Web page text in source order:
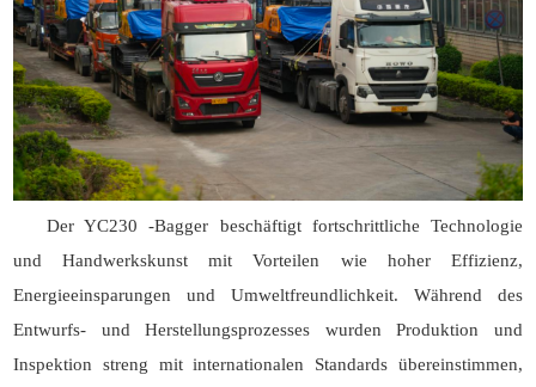
Der YC230 -Bagger beschäftigt fortschrittliche Technologie
und Handwerkskunst mit Vorteilen wie hoher Effizienz,
Energieeinsparungen und Umweltfreundlichkeit. Während des
Entwurfs- und Herstellungsprozesses wurden Produktion und
Inspektion streng mit internationalen Standards übereinstimmen,